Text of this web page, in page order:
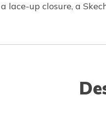
up closure, a